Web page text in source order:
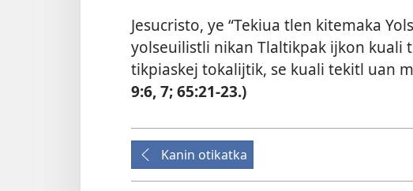
Jesucristo, ye “Tekiua tlen kitemaka
yolseuilistli nikan Tlaltikpak ijkon kuali
tikpiaskej tokalijtik, se kuali tekitl uan
9:6, 7;65:21-23.)
Kanin otikatka